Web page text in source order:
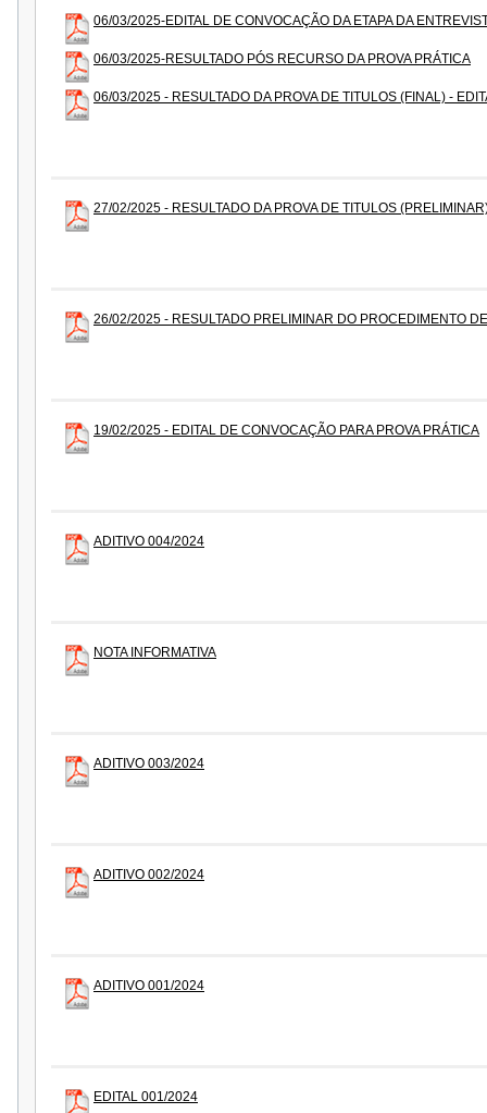
06/03/2025-EDITAL DE CONVOCAÇÃO DA ETAPA DA
06/03/2025-RESULTADO PÓS RECURSO DA PROVA PRÁTICA
06/03/2025 - RESULTADO DA PROVA DE TITULOS (FINAL) -
27/02/2025 - RESULTADO DA PROVA DE TITULOS
26/02/2025 - RESULTADO PRELIMINAR DO PROCEDIMENTO
19/02/2025 - EDITAL DE CONVOCAÇÃO PARA PROVA PRÁTICA
ADITIVO 004/2024
NOTA INFORMATIVA
ADITIVO 003/2024
ADITIVO 002/2024
ADITIVO 001/2024
EDITAL 001/2024